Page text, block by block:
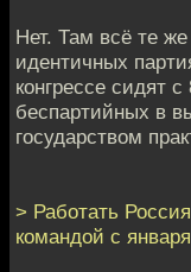
Нет. Там всё те
идентичных
конгрессе сидят
беспартийных в
государством
> Работать
командой с